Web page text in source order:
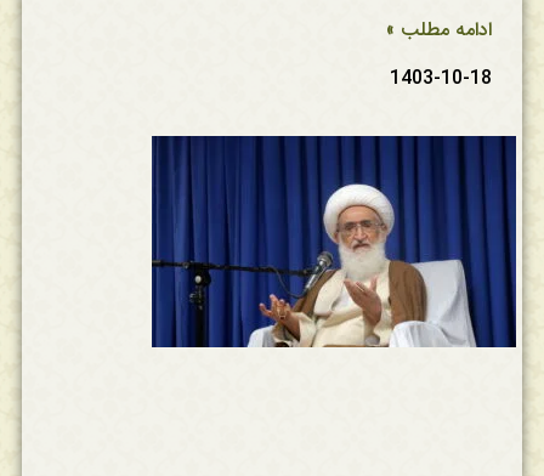
ادامه مطلب »
1403-10-18